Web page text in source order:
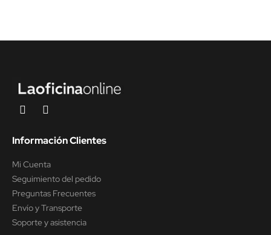
Información Clientes
Mi Cuenta
Seguimiento del pedido
Preguntas Frecuentes
Envío y Transporte
Soporte y asistencia